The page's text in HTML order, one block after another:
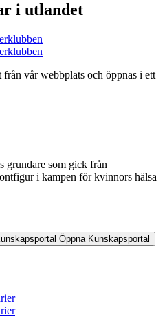
i utlandet
vår webbplats och öppnas i ett
grundare som gick från
i kampen för kvinnors hälsa
Öppna Kunskapsportal